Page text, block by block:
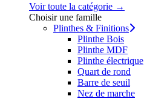
Voir toute la catégorie →
Choisir une famille
Plinthes & Finitions
Plinthe Bois
Plinthe MDF
Plinthe électrique
Quart de rond
Barre de seuil
Nez de marche